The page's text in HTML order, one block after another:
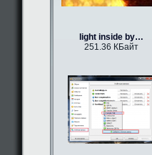
light inside by…
251.36 КБайт